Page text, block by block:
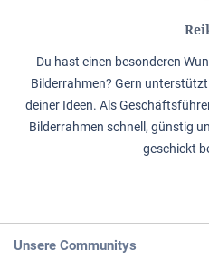
Du hast einen besonderen
Bilderrahmen? Gern
deiner Ideen. Als
Bilderrahmen schnell, günstig
geschickt
Unsere Communitys